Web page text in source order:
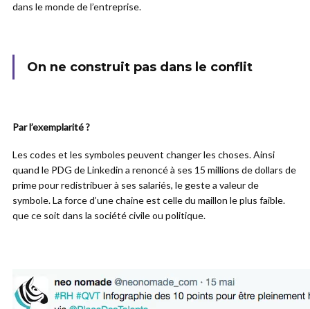
dans le monde de l’entreprise.
On ne construit pas dans le conflit
Par l’exemplarité ?
Les codes et les symboles peuvent changer les choses. Ainsi
quand le PDG de Linkedin a renoncé à ses 15 millions de dollars de
prime pour redistribuer à ses salariés, le geste a valeur de
symbole. La force d’une chaine est celle du maillon le plus faible.
que ce soit dans la société civile ou politique.